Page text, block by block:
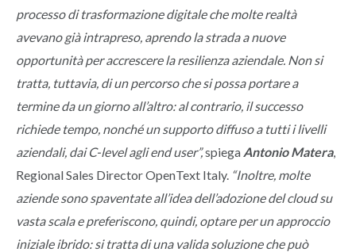
processo di trasformazione digitale che molte realtà
avevano già intrapreso, aprendo la strada a nuove
opportunità per accrescere la resilienza aziendale. Non si
tratta, tuttavia, di un percorso che si possa portare a
termine da un giorno all’altro: al contrario, il successo
richiede tempo, nonché un supporto diffuso a tutti i livelli
aziendali, dai C-level agli end user”,spiega Antonio Matera,
Regional Sales Director OpenText Italy. “Inoltre, molte
aziende sono spaventate all’idea dell’adozione del cloud su
vasta scala e preferiscono, quindi, optare per un approccio
iniziale ibrido: si tratta di una valida soluzione che può